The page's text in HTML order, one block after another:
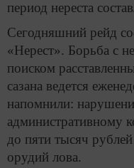
период нереста
Сегодняшний рейд
«Нерест». Борьба с
поиском
сазана ведется
напомнили:
административному
до пяти тысяч
орудий лова.